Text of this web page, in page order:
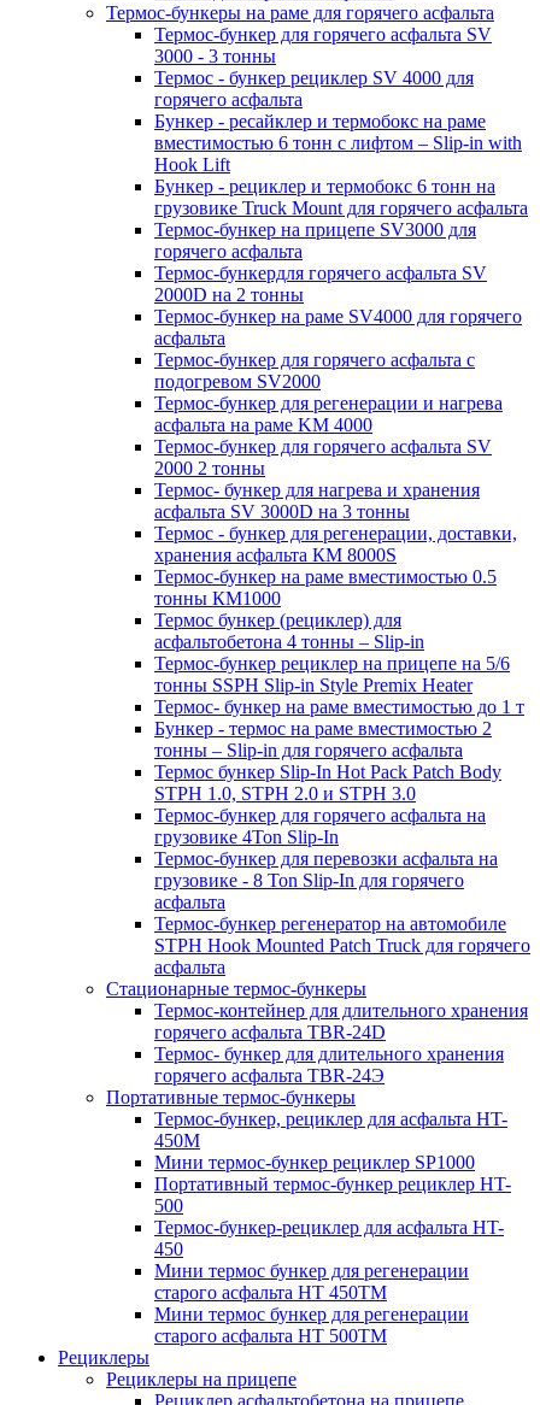
Термос-бункеры на раме для горячего асфальта
Термос-бункер для горячего асфальта SV
3000 - 3 тонны
Термос - бункер рециклер SV 4000 для
горячего асфальта
Бункер - ресайклер и термобокс на раме
вместимостью 6 тонн с лифтом – Slip-in with
Hook Lift
Бункер - рециклер и термобокс 6 тонн на
грузовике Truck Mount для горячего асфальта
Термос-бункер на прицепе SV3000 для
горячего асфальта
Термос-бункердля горячего асфальта SV
2000D на 2 тонны
Термос-бункер на раме SV4000 для горячего
асфальта
Термос-бункер для горячего асфальта с
подогревом SV2000
Термос-бункер для регенерации и нагрева
асфальта на раме KM 4000
Термос-бункер для горячего асфальта SV
2000 2 тонны
Термос- бункер для нагрева и хранения
асфальта SV 3000D на 3 тонны
Термос - бункер для регенерации, доставки,
хранения асфальта КМ 8000S
Термос-бункер на раме вместимостью 0.5
тонны КМ1000
Термос бункер (рециклер) для
асфальтобетона 4 тонны – Slip-in
Термос-бункер рециклер на прицепе на 5/6
тонны SSPH Slip-in Style Premix Heater
Термос- бункер на раме вместимостью до 1 т
Бункер - термос на раме вместимостью 2
тонны – Slip-in для горячего асфальта
Термос бункер Slip-In Hot Pack Patch Body
STPH 1.0, STPH 2.0 и STPH 3.0
Термос-бункер для горячего асфальта на
грузовике 4Ton Slip-In
Термос-бункер для перевозки асфальта на
грузовике - 8 Ton Slip-In для горячего
асфальта
Термос-бункер регенератор на автомобиле
STPH Hook Mounted Patch Truck для горячего
асфальта
Стационарные термос-бункеры
Термос-контейнер для длительного хранения
горячего асфальта TBR-24D
Термос- бункер для длительного хранения
горячего асфальта TBR-24Э
Портативные термос-бункеры
Термос-бункер, рециклер для асфальта HT-
450M
Мини термос-бункер рециклер SP1000
Портативный термос-бункер рециклер HT-
500
Термос-бункер-рециклер для асфальта HT-
450
Мини термос бункер для регенерации
старого асфальта НТ 450ТМ
Мини термос бункер для регенерации
старого асфальта НТ 500ТМ
Рециклеры
Рециклеры на прицепе
Рециклер асфальтобетона на прицепе